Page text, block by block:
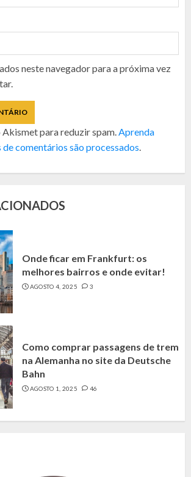
neste navegador para a próxima vez
Akismet para reduzir spam. Aprenda
de comentários são processados
Onde ficar em Frankfurt: os
melhores bairros e onde evitar!
AGOSTO 4, 2025 3
Como comprar passagens de trem
na Alemanha no site da Deutsche
Bahn
AGOSTO 1, 2025 46